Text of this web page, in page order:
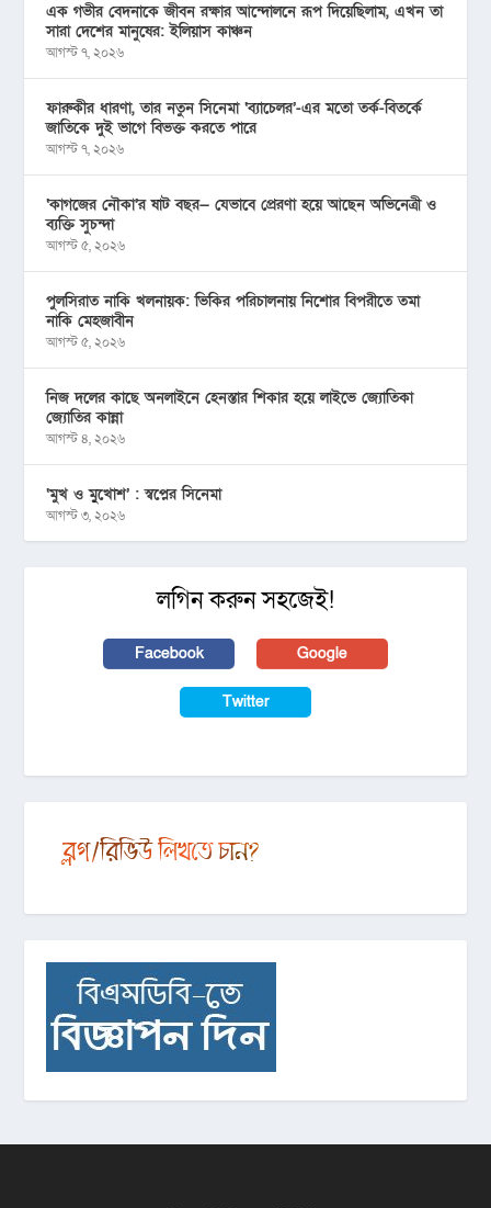
এক গভীর বেদনাকে জীবন রক্ষার আন্দোলনে রূপ দিয়েছিলাম, এখন তা
সারা দেশের মানুষের: ইলিয়াস কাঞ্চন
আগস্ট ৭, ২০২৬
ফারুকীর ধারণা, তার নতুন সিনেমা ‘ব্যাচেলর’-এর মতো তর্ক-বিতর্কে
জাতিকে দুই ভাগে বিভক্ত করতে পারে
আগস্ট ৭, ২০২৬
‘কাগজের নৌকা’র ষাট বছর— যেভাবে প্রেরণা হয়ে আছেন অভিনেত্রী ও
ব্যক্তি সুচন্দা
আগস্ট ৫, ২০২৬
পুলসিরাত নাকি খলনায়ক: ভিকির পরিচালনায় নিশোর বিপরীতে তমা
নাকি মেহজাবীন
আগস্ট ৫, ২০২৬
নিজ দলের কাছে অনলাইনে হেনস্তার শিকার হয়ে লাইভে জ্যোতিকা
জ্যোতির কান্না
আগস্ট ৪, ২০২৬
‘মুখ ও মু্খোশ’ : স্বপ্নের সিনেমা
আগস্ট ৩, ২০২৬
লগিন করুন সহজেই!
Facebook Google
Twitter